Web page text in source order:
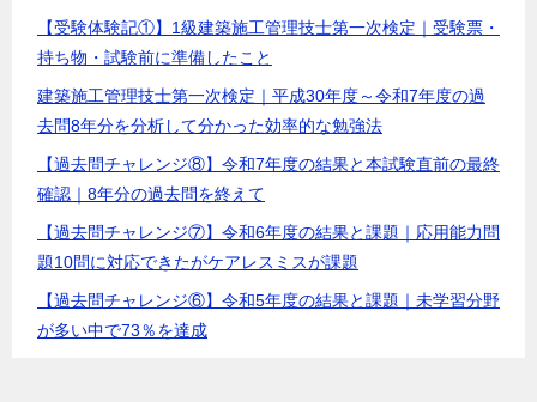
【受験体験記①】1級建築施工管理技士第一次検定｜受験票・
持ち物・試験前に準備したこと
建築施工管理技士第一次検定｜平成30年度～令和7年度の過
去問8年分を分析して分かった効率的な勉強法
【過去問チャレンジ⑧】令和7年度の結果と本試験直前の最終
確認｜8年分の過去問を終えて
【過去問チャレンジ⑦】令和6年度の結果と課題｜応用能力問
題10問に対応できたがケアレスミスが課題
【過去問チャレンジ⑥】令和5年度の結果と課題｜未学習分野
が多い中で73％を達成